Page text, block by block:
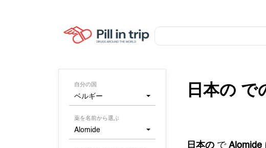
自分の国
ベルギー
薬を名前から選ぶ
Alomide
日本の で
日本の でAlomide